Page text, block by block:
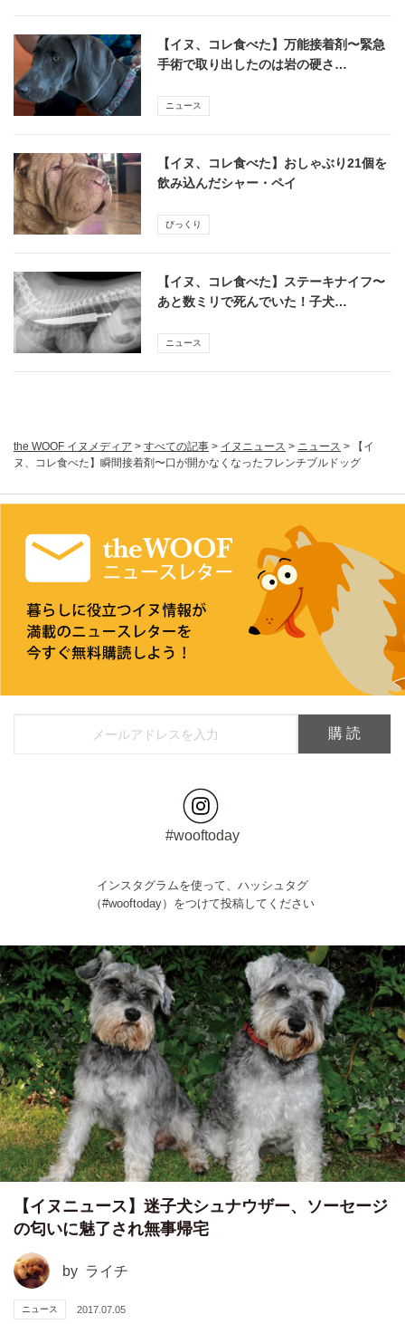
【イヌ、コレ食べた】万能接着剤〜緊急
手術で取り出したのは岩の硬さ…
ニュース
【イヌ、コレ食べた】おしゃぶり21個を
飲み込んだシャー・ペイ
びっくり
【イヌ、コレ食べた】ステーキナイフ〜
あと数ミリで死んでいた！子犬…
ニュース
the WOOF イヌメディア > すべての記事 > イヌニュース > ニュース >
【イ
ヌ、コレ食べた】瞬間接着剤〜口が開かなくなったフレンチブルドッグ
#wooftoday
インスタグラムを使って、ハッシュタグ
（#wooftoday）をつけて投稿してください
【イヌニュース】迷子犬シュナウザー、ソーセージ
の匂いに魅了され無事帰宅
by ライチ
ニュース 2017.07.05